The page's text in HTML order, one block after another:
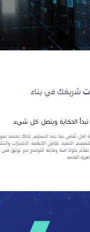
شريكك في بناء
تبدأ الحكاية ويتصل كل شيء.
الحل تُقاس بما بعد التسليم. لذلك نعتمد
التنفيذ، تكامل الأنظمة، الاختبارات
نقدّم حلولًا آمنة وقابلة للتوسع مع توثيق
الخدمة.